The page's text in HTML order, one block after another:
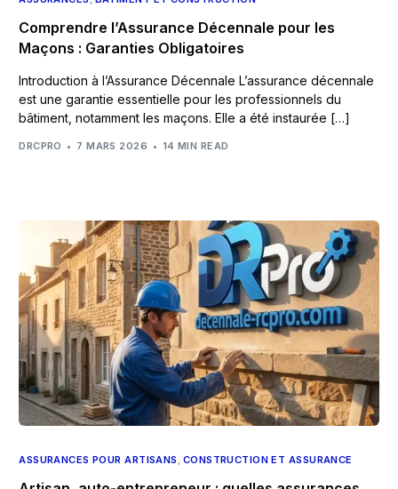
Comprendre l’Assurance Décennale pour les
Maçons : Garanties Obligatoires
Introduction à l’Assurance Décennale L’assurance décennale
est une garantie essentielle pour les professionnels du
bâtiment, notamment les maçons. Elle a été instaurée […]
DRCPRO 7 MARS 2026 14 MIN READ
ASSURANCES POUR ARTISANS , CONSTRUCTION ET ASSURANCE